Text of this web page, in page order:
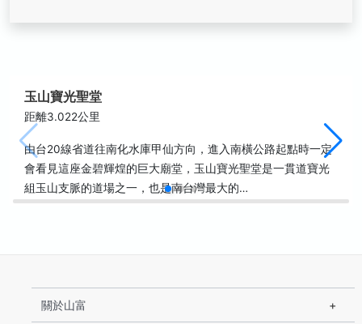
玉山寶光聖堂
距離3.022公里
由台20線省道往南化水庫甲仙方向，進入南橫公路起點時一定
會看見這座金碧輝煌的巨大廟堂，玉山寶光聖堂是一貫道寶光
組玉山支脈的道場之一，也是南台灣最大的…
關於山富